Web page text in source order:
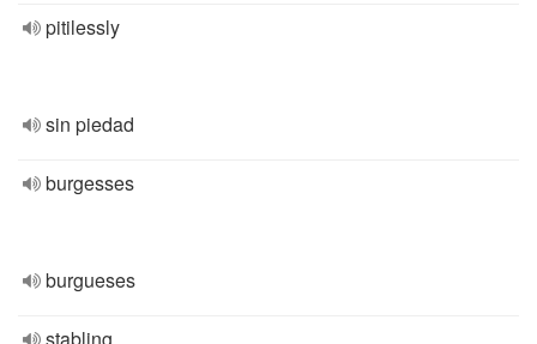
pitilessly
sin piedad
burgesses
burgueses